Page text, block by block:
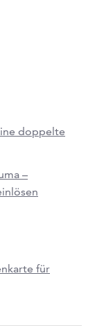
doppelte
–
für